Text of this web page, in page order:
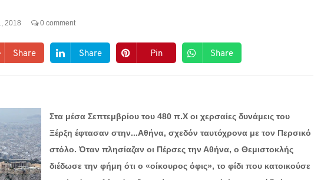
2018 0 comment
Share Share Pin Share
Στα μέσα Σεπτεμβρίου του 480 π.Χ οι χερσαίες δυνάμεις του
Ξέρξη έφτασαν στην...Αθήνα, σχεδόν ταυτόχρονα με τον Περσικό
στόλο. Όταν πλησίαζαν οι Πέρσες την Αθήνα, ο Θεμιστοκλής
διέδωσε την φήμη ότι ο «οίκουρος όφις», το φίδι που κατοικούσε